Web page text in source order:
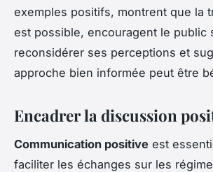
exemples positifs, montrent que la
est possible, encouragent le public
reconsidérer ses perceptions et
approche bien informée peut être
Encadrer la discussion
Communication positive est
faciliter les échanges sur les